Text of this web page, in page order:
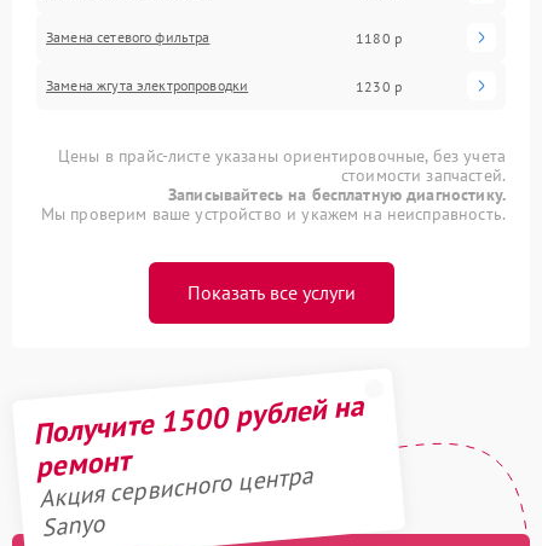
Замена сетевого фильтра 1180 р
Замена жгута электропроводки 1230 р
Цены в прайс-листе указаны ориентировочные, без учета
стоимости запчастей.
Записывайтесь на бесплатную диагностику.
Мы проверим ваше устройство и укажем на неисправность.
Показать все услуги
Получите 1500 рублей на
ремонт
Акция сервисного центра
Sanyo